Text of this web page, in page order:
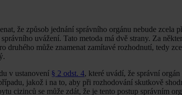
že způsob jednání správního orgánu nebude zcela
uvážení. Tato metoda má dvě strany. Za
může znamenat zamítavé rozhodnutí, tedy
v ustanovení § 2 odst. 4, které uvádí, že správní
jakož i na to, aby při rozhodování skutkově
cizinců se může zdát, že je tento postup správním